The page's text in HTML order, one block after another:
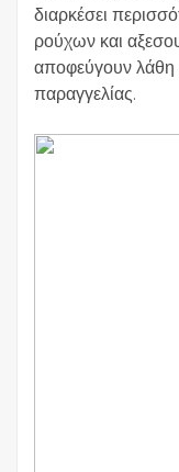
διαρκέσει
ρούχων και
αποφεύγουν λάθη
παραγγελίας.